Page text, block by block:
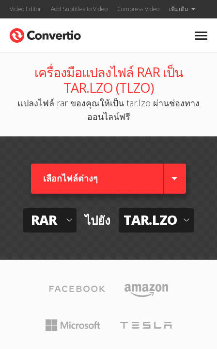
Video Editor Add Subtitles to Video Compress Video เพิ่มเติม
เครื่องมือแปลงไฟล์ RAR เป็น
TAR.LZO (TLZO)
แปลงไฟล์ rar ของคุณให้เป็น tar.lzo ผ่านช่องทาง
ออนไลน์ฟรี
เลือกไฟล์ต่างๆ​
RAR ไปยัง TAR.LZO